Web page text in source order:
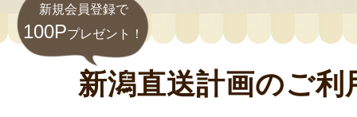
新規会員登録で
100Pプレゼント！
新潟直送計画のご利